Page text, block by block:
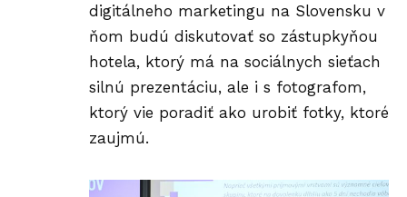
digitálneho marketingu na Slovensku v
ňom budú diskutovať so zástupkyňou
hotela, ktorý má na sociálnych sieťach
silnú prezentáciu, ale i s fotografom,
ktorý vie poradiť ako urobiť fotky, ktoré
zaujmú.